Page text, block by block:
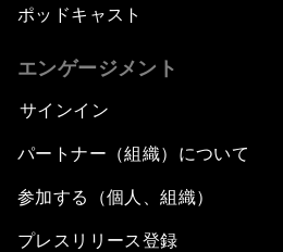
ポッドキャスト
エンゲージメント
サインイン
パートナー（組織）について
参加する（個人、組織）
プレスリリース登録